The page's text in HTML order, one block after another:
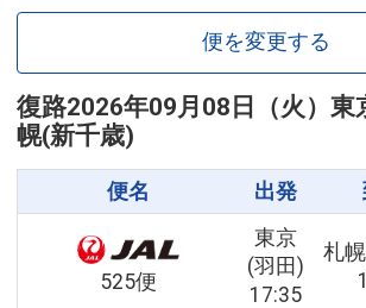
便を変更する
復路2026年09月08日（火） 東
幌(新千歳)
便名 出発
525便
東京
(羽田)
17:35
札